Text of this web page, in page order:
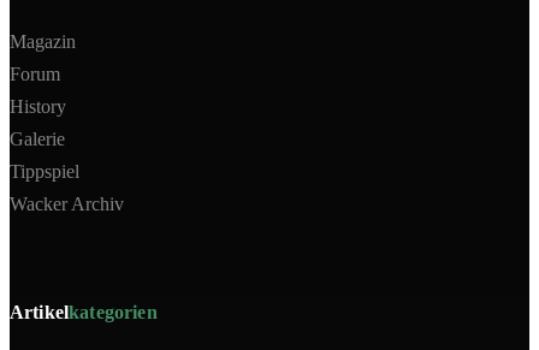
Magazin
Forum
History
Galerie
Tippspiel
Wacker Archiv
Artikelkategorien